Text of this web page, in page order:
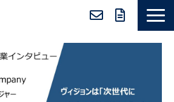
サービス紹介
ニュース＆トピックス
会社紹介